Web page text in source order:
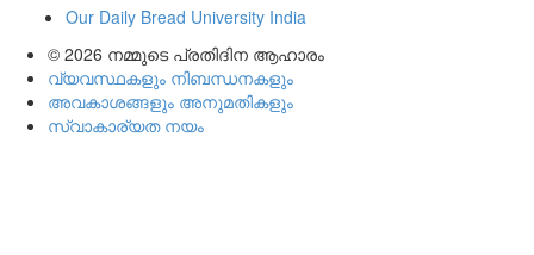
Our Daily Bread University India
© 2026 നമ്മുടെ പ്രതിദിന ആഹാരം
വ്യവസ്ഥകളും നിബന്ധനകളും
അവകാശങ്ങളും അനുമതികളും
സ്വാകാര്യത നയം